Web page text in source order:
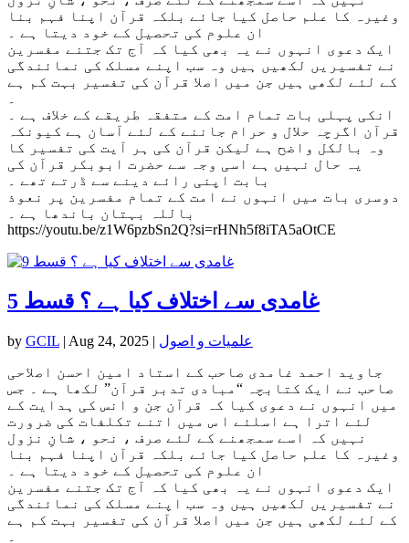
وغیرہ کا علم حاصل کیا جائے بلکہ قرآن اپنا فہم بنا
ان علوم کی تحصیل کے خود دیتا ہے ۔
ایک دعوی انہوں نے یہ بھی کیا کہ آج تک جتنے مفسرین
نے تفسیریں لکھیں ہیں وہ سب اپنے مسلک کی نمائندگی
کے لئے لکھی ہیں جن میں اصلا قرآن کی تفسیر بہت کم ہے
انکی پہلی بات تمام امت کے متفقہ طریقے کے خلاف ہے ۔
قرآن اگرچہ حلال و حرام جاننے کے لئے آسان ہے کیونکہ
وہ بالکل واضح ہے لیکن قرآن کی ہر آیت کی تفسیر کا
یہ حال نہیں ہے اسی وجہ سے حضرت ابوبکر قرآن کی
بابت اپنی رائے دینے سے ڈرتے تھے ۔
دوسری بات میں انہوں نے امت کے تمام مفسرین پر نعوذ
باللہ بہتان باندھا ہے ۔
https://youtu.be/z1W6pzbSn2Q?si=rHNh5f8iTA5aOtCE
غامدی سے اختلاف کیا ہے ؟ قسط 5
by GCIL | Aug 24, 2025 | علمیات و اصول
جاوید احمد غامدی صاحب کے استاد امین احسن اصلاحی
صاحب نے ایک کتابچہ “مبادی تدبر قرآن” لکھا ہے ۔ جس
میں انہوں نے دعوی کیا کہ قرآن جن و انس کی ہدایت کے
لئے اترا ہے اسلئے ا س میں اتنے تکلفات کی ضرورت
نہیں کہ اسے سمجھنے کے لئے صرف ، نحو ، شانِ نزول
وغیرہ کا علم حاصل کیا جائے بلکہ قرآن اپنا فہم بنا
ان علوم کی تحصیل کے خود دیتا ہے ۔
ایک دعوی انہوں نے یہ بھی کیا کہ آج تک جتنے مفسرین
نے تفسیریں لکھیں ہیں وہ سب اپنے مسلک کی نمائندگی
کے لئے لکھی ہیں جن میں اصلا قرآن کی تفسیر بہت کم ہے